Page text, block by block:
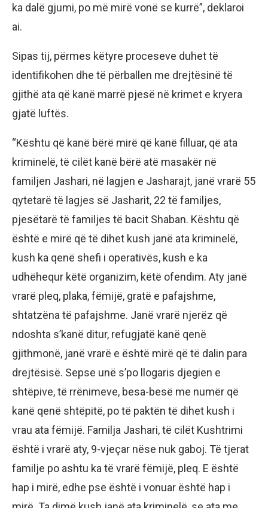
ka dalë gjumi, po më mirë vonë se kurrë”, deklaroi
ai.
Sipas tij, përmes këtyre proceseve duhet të
identifikohen dhe të përballen me drejtësinë të
gjithë ata që kanë marrë pjesë në krimet e kryera
gjatë luftës.
“Kështu që kanë bërë mirë që kanë filluar, që ata
kriminelë, të cilët kanë bërë atë masakër në
familjen Jashari, në lagjen e Jasharajt, janë vrarë 55
qytetarë të lagjes së Jasharit, 22 të familjes,
pjesëtarë të familjes të bacit Shaban. Kështu që
është e mirë që të dihet kush janë ata kriminelë,
kush ka qenë shefi i operativës, kush e ka
udhëhequr këtë organizim, këtë ofendim. Aty janë
vrarë pleq, plaka, fëmijë, gratë e pafajshme,
shtatzëna të pafajshme. Janë vrarë njerëz që
ndoshta s’kanë ditur, refugjatë kanë qenë
gjithmonë, janë vrarë e është mirë që të dalin para
drejtësisë. Sepse unë s’po llogaris djegien e
shtëpive, të rrënimeve, besa-besë me numër që
kanë qenë shtëpitë, po të paktën të dihet kush i
vrau ata fëmijë. Familja Jashari, të cilët Kushtrimi
është i vrarë aty, 9-vjeçar nëse nuk gaboj. Të tjerat
familje po ashtu ka të vrarë fëmijë, pleq. E është
hap i mirë, edhe pse është i vonuar është hap i